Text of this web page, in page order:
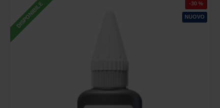
NUOVO
DISPONIBILE -30 %